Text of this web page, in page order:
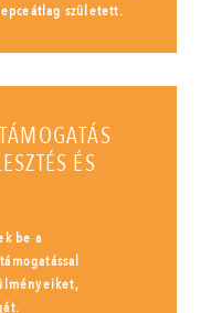
született.
ÉS
be a